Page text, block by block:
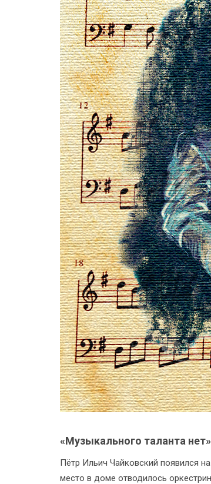
«Музыкального таланта нет»
Пётр Ильич Чайковский появился
место в доме отводилось